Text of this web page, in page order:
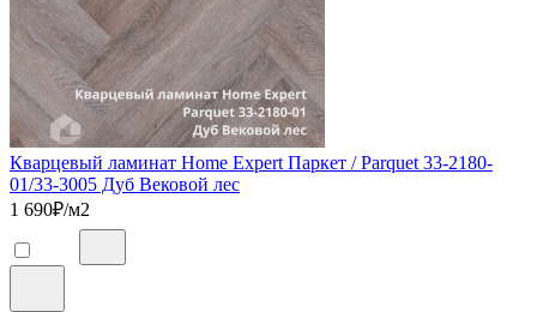
Кварцевый ламинат Home Expert Паркет / Parquet 33-2180-
01/33-3005 Дуб Вековой лес
1 690₽/м2